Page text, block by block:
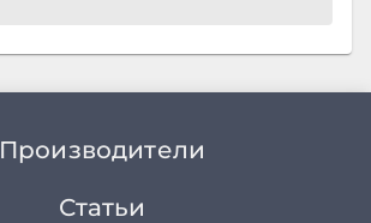
Производители
Статьи